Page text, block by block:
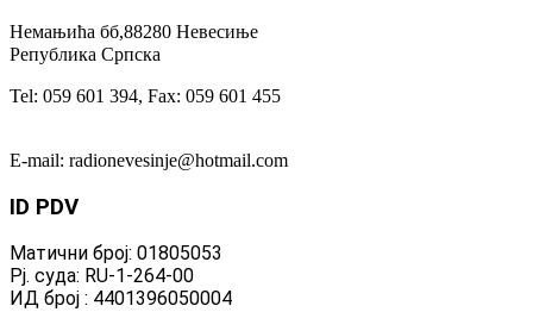
Немањића бб,88280 Невесиње
Република Српска
Tel: 059 601 394, Fax: 059 601 455
E-mail: radionevesinje@hotmail.com
ID PDV
Матични број: 01805053
Рј. суда: RU-1-264-00
ИД број : 4401396050004